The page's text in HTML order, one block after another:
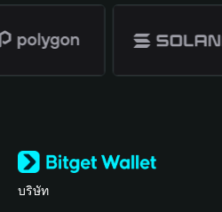
บริษัท